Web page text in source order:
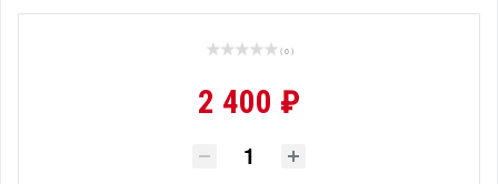
( 0 )
2 400 ₽